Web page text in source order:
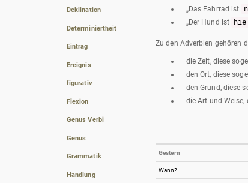
Deklination
Determiniertheit
Eintrag
Ereignis
figurativ
Flexion
Genus Verbi
Genus
Grammatik
Handlung
„Das Fahrrad ist
„Der Hund ist
Zu den Adverbien gehören
die Zeit, diese
den Ort, diese
den Grund, diese
die Art und
Gestern
Wann?